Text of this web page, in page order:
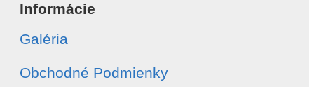
Informácie
Galéria
Obchodné Podmienky